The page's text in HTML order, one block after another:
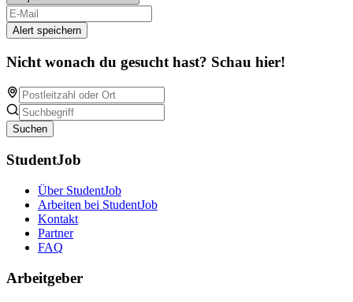
Alert speichern
Nicht wonach du gesucht hast? Schau hier!
Suchen
StudentJob
Über StudentJob
Arbeiten bei StudentJob
Kontakt
Partner
FAQ
Arbeitgeber